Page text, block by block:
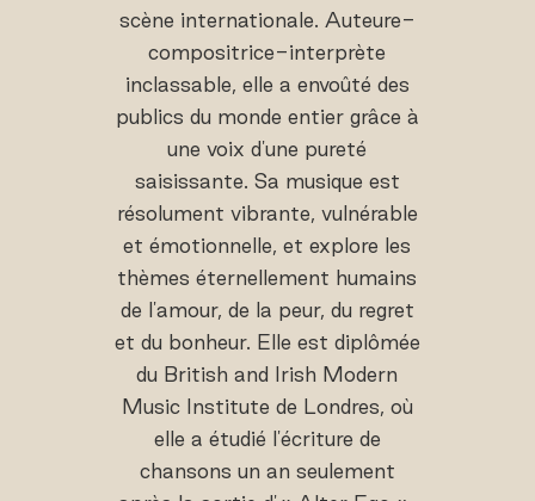
scène internationale. Auteure-
compositrice-interprète
inclassable, elle a envoûté des
publics du monde entier grâce à
une voix d'une pureté
saisissante. Sa musique est
résolument vibrante, vulnérable
et émotionnelle, et explore les
thèmes éternellement humains
de l'amour, de la peur, du regret
et du bonheur. Elle est diplômée
du British and Irish Modern
Music Institute de Londres, où
elle a étudié l'écriture de
chansons un an seulement